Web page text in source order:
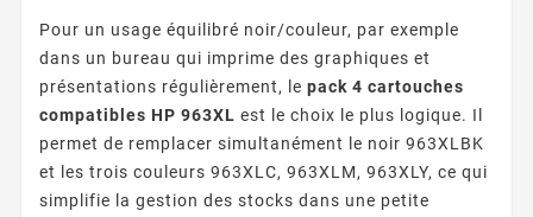
Pour un usage équilibré noir/couleur, par exemple
dans un bureau qui imprime des graphiques et
présentations régulièrement, le pack 4 cartouches
compatibles HP 963XL est le choix le plus logique. Il
permet de remplacer simultanément le noir 963XLBK
et les trois couleurs 963XLC, 963XLM, 963XLY, ce qui
simplifie la gestion des stocks dans une petite